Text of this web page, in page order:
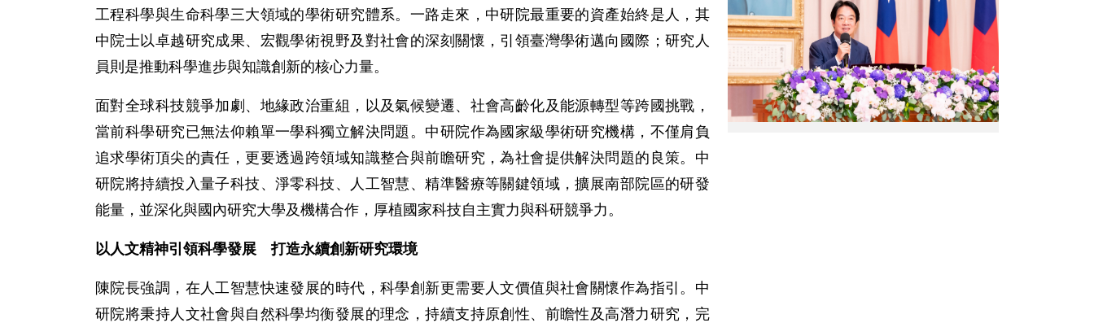
工程科學與生命科學三大領域的學術研究體系。一路走來，中研院最重要的資產始終是人，其
中院士以卓越研究成果、宏觀學術視野及對社會的深刻關懷，引領臺灣學術邁向國際；研究人
員則是推動科學進步與知識創新的核心力量。
面對全球科技競爭加劇、地緣政治重組，以及氣候變遷、社會高齡化及能源轉型等跨國挑戰，
當前科學研究已無法仰賴單一學科獨立解決問題。中研院作為國家級學術研究機構，不僅肩負
追求學術頂尖的責任，更要透過跨領域知識整合與前瞻研究，為社會提供解決問題的良策。中
研院將持續投入量子科技、淨零科技、人工智慧、精準醫療等關鍵領域，擴展南部院區的研發
能量，並深化與國內研究大學及機構合作，厚植國家科技自主實力與科研競爭力。
以人文精神引領科學發展 打造永續創新研究環境
陳院長強調，在人工智慧快速發展的時代，科學創新更需要人文價值與社會關懷作為指引。中
研院將秉持人文社會與自然科學均衡發展的理念，持續支持原創性、前瞻性及高潛力研究，完
統
致
詞。
（圖
片
來
源：
中